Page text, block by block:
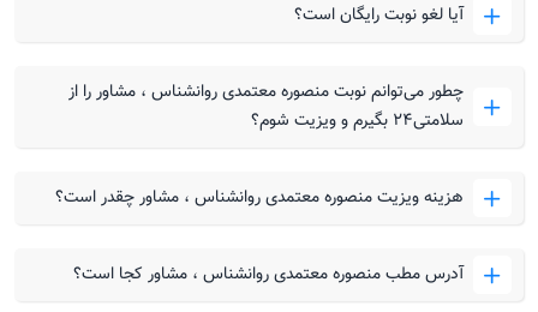
آیا لغو نوبت رایگان است؟
چطور می‌توانم نوبت منصوره معتمدی روانشناس ، مشاور را از
سلامتی۲۴ بگیرم و ویزیت شوم؟
هزینه ویزیت منصوره معتمدی روانشناس ، مشاور چقدر است؟
آدرس مطب منصوره معتمدی روانشناس ، مشاور کجا است؟